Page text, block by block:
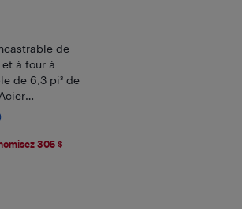
de
à four à
de 6,3 pi³ de
305 $